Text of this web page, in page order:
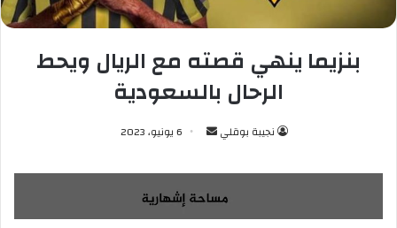
بنزيما ينهي قصته مع الريال ويحط
الرحال بالسعودية
نجيبة بوقلي
س
ل
ب
6 يونيو، 2023